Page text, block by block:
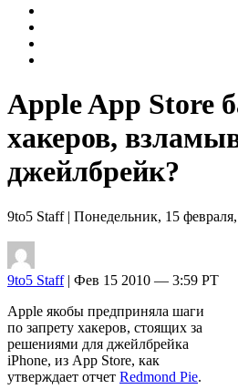
Apple App Store
хакеров,
джейлбрейк?
9to5 Staff| Понедельник, 15
9to5 Staff| Фев 15 2010 — 3:59 PT
Apple якобы предприняла шаги
по запрету хакеров, стоящих за
решениями для джейлбрейка
iPhone, из App Store, как
утверждает отчет Redmond Pie.